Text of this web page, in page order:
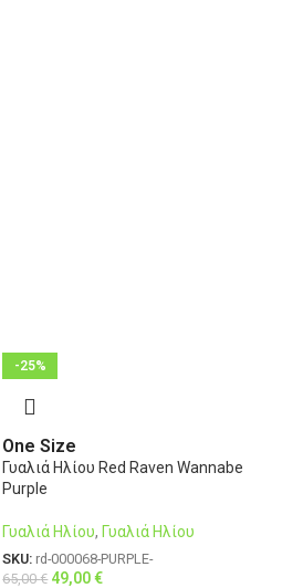
-25%
One Size
Γυαλιά Ηλίου Red Raven Wannabe
Purple
Γυαλιά Ηλίου, Γυαλιά Ηλίου
SKU: rd-000068-PURPLE-
65,00€ 49,00€